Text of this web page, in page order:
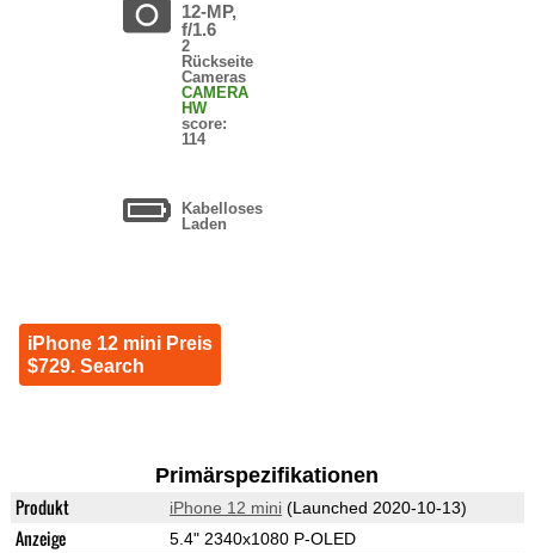
12-MP,
f/1.6
2
Rückseite
Cameras
CAMERA
HW
score:
114
Kabelloses
Laden
iPhone 12 mini Preis
$729. Search
Primärspezifikationen
Produkt iPhone 12 mini(Launched 2020-10-13)
Anzeige 5.4" 2340x1080 P-OLED